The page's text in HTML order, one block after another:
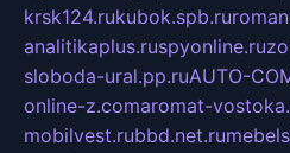
krsk124.rukubok.spb.ru
analitikaplus.ruspyonline.ru
sloboda-ural.pp.ruAUTO-
online-z.comaromat-
mobilvest.rubbd.net.ru